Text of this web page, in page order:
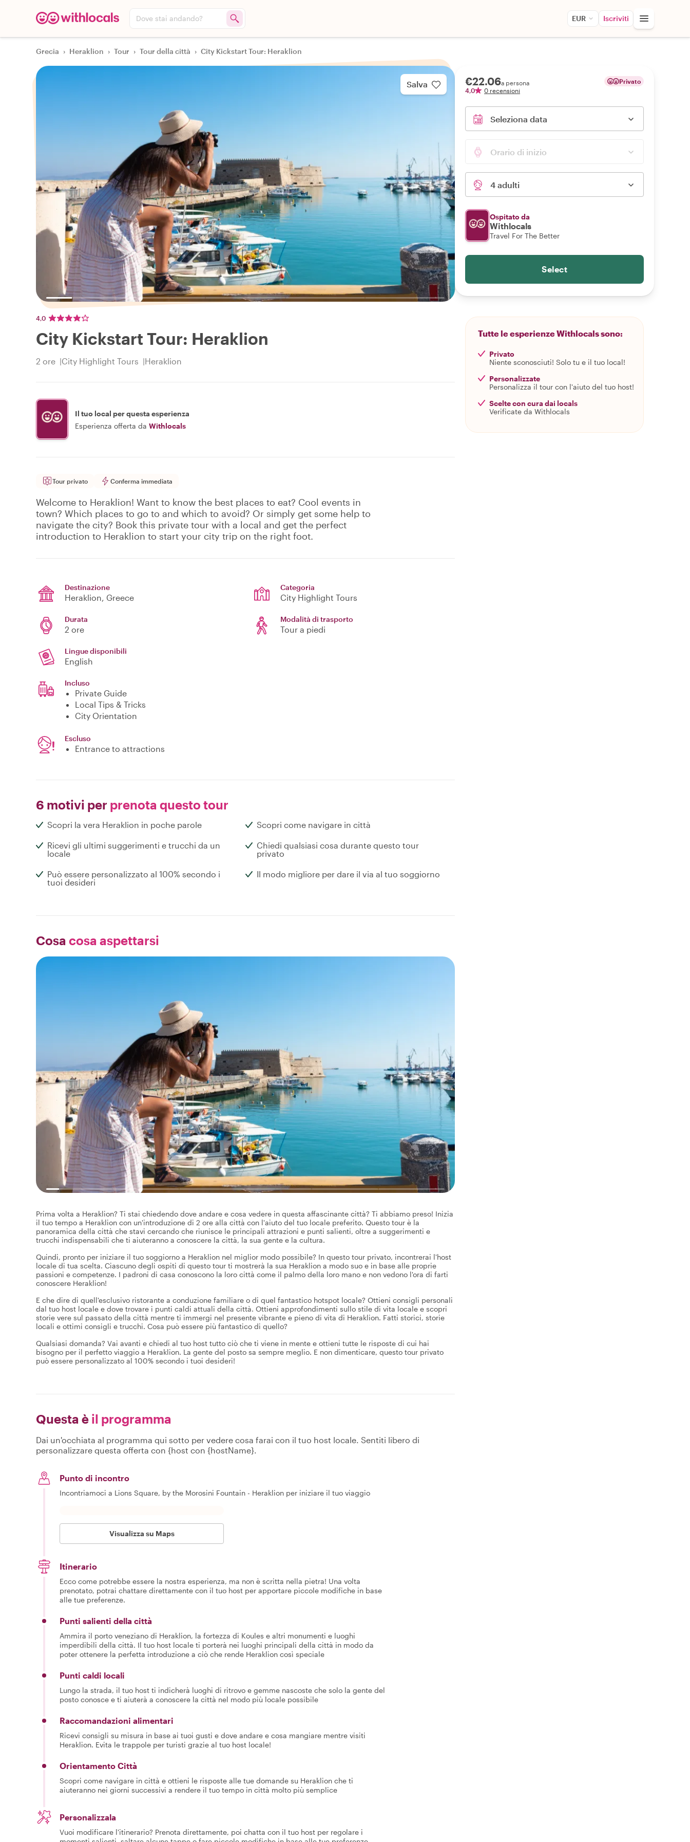
Dove stai andando? EUR Iscriviti
Grecia › Heraklion › Tour › Tour della città › City Kickstart Tour: Heraklion
Salva
4,0
City Kickstart Tour: Heraklion
2 ore City Highlight Tours Heraklion
Il tuo local per questa esperienza
Esperienza offerta da Withlocals
Tour privato Conferma immediata
Welcome to Heraklion! Want to know the best places to eat? Cool events in
town? Which places to go to and which to avoid? Or simply get some help to
navigate the city? Book this private tour with a local and get the perfect
introduction to Heraklion to start your city trip on the right foot.
Destinazione
Heraklion, Greece
Categoria
City Highlight Tours
Durata
2 ore
Modalità di trasporto
Tour a piedi
Lingue disponibili
English
Incluso
Private Guide
Local Tips & Tricks
City Orientation
Escluso
Entrance to attractions
6 motivi per prenota questo tour
Scopri la vera Heraklion in poche parole Scopri come navigare in città
Ricevi gli ultimi suggerimenti e trucchi da un
locale
Chiedi qualsiasi cosa durante questo tour
privato
Può essere personalizzato al 100% secondo i
tuoi desideri
Il modo migliore per dare il via al tuo soggiorno
Cosa cosa aspettarsi
Prima volta a Heraklion? Ti stai chiedendo dove andare e cosa vedere in questa affascinante città? Ti abbiamo preso! Inizia
il tuo tempo a Heraklion con un'introduzione di 2 ore alla città con l'aiuto del tuo locale preferito. Questo tour è la
panoramica della città che stavi cercando che riunisce le principali attrazioni e punti salienti, oltre a suggerimenti e
trucchi indispensabili che ti aiuteranno a conoscere la città, la sua gente e la cultura.
Quindi, pronto per iniziare il tuo soggiorno a Heraklion nel miglior modo possibile? In questo tour privato, incontrerai l'host
locale di tua scelta. Ciascuno degli ospiti di questo tour ti mostrerà la sua Heraklion a modo suo e in base alle proprie
passioni e competenze. I padroni di casa conoscono la loro città come il palmo della loro mano e non vedono l'ora di farti
conoscere Heraklion!
E che dire di quell'esclusivo ristorante a conduzione familiare o di quel fantastico hotspot locale? Ottieni consigli personali
dal tuo host locale e dove trovare i punti caldi attuali della città. Ottieni approfondimenti sullo stile di vita locale e scopri
storie vere sul passato della città mentre ti immergi nel presente vibrante e pieno di vita di Heraklion. Fatti storici, storie
locali e ottimi consigli e trucchi. Cosa può essere più fantastico di quello?
Qualsiasi domanda? Vai avanti e chiedi al tuo host tutto ciò che ti viene in mente e ottieni tutte le risposte di cui hai
bisogno per il perfetto viaggio a Heraklion. La gente del posto sa sempre meglio. E non dimenticare, questo tour privato
può essere personalizzato al 100% secondo i tuoi desideri!
Questa è il programma
Dai un'occhiata al programma qui sotto per vedere cosa farai con il tuo host locale. Sentiti libero di
personalizzare questa offerta con {host con {hostName}.
Punto di incontro
Incontriamoci a Lions Square, by the Morosini Fountain - Heraklion per iniziare il tuo viaggio
Visualizza su Maps
Itinerario
Ecco come potrebbe essere la nostra esperienza, ma non è scritta nella pietra! Una volta
prenotato, potrai chattare direttamente con il tuo host per apportare piccole modifiche in base
alle tue preferenze.
Punti salienti della città
Ammira il porto veneziano di Heraklion, la fortezza di Koules e altri monumenti e luoghi
imperdibili della città. Il tuo host locale ti porterà nei luoghi principali della città in modo da
poter ottenere la perfetta introduzione a ciò che rende Heraklion così speciale
Punti caldi locali
Lungo la strada, il tuo host ti indicherà luoghi di ritrovo e gemme nascoste che solo la gente del
posto conosce e ti aiuterà a conoscere la città nel modo più locale possibile
Raccomandazioni alimentari
Ricevi consigli su misura in base ai tuoi gusti e dove andare e cosa mangiare mentre visiti
Heraklion. Evita le trappole per turisti grazie al tuo host locale!
Orientamento Città
Scopri come navigare in città e ottieni le risposte alle tue domande su Heraklion che ti
aiuteranno nei giorni successivi a rendere il tuo tempo in città molto più semplice
Personalizzala
Vuoi modificare l'itinerario? Prenota direttamente, poi chatta con il tuo host per regolare i
€22.06a persona
4,0
0 recensioni
Privato
Seleziona data
Orario di inizio
4 adulti
Ospitato da
Withlocals
Travel For The Better
Select
Tutte le esperienze Withlocals sono:
Privato
Niente sconosciuti! Solo tu e il tuo local!
Personalizzate
Personalizza il tour con l'aiuto del tuo host!
Scelte con cura dai locals
Verificate da Withlocals